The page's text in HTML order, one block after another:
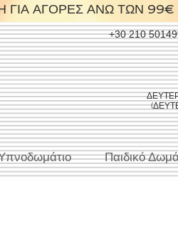
ΓΙΑ ΑΓΟΡΕΣ ΑΝΩ ΤΩΝ 99€
+30 210
Παιδικό